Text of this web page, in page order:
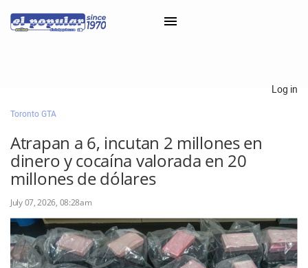
Classifieds
Categorías
Iniciar sesión con Clascal
×
Log in
Toronto GTA
Atrapan a 6, incutan 2 millones en
dinero y cocaína valorada en 20
millones de dólares
July 07, 2026, 08:28am